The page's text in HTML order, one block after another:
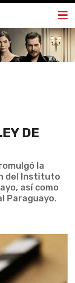
DE
la
del Instituto
así como
Paraguayo.